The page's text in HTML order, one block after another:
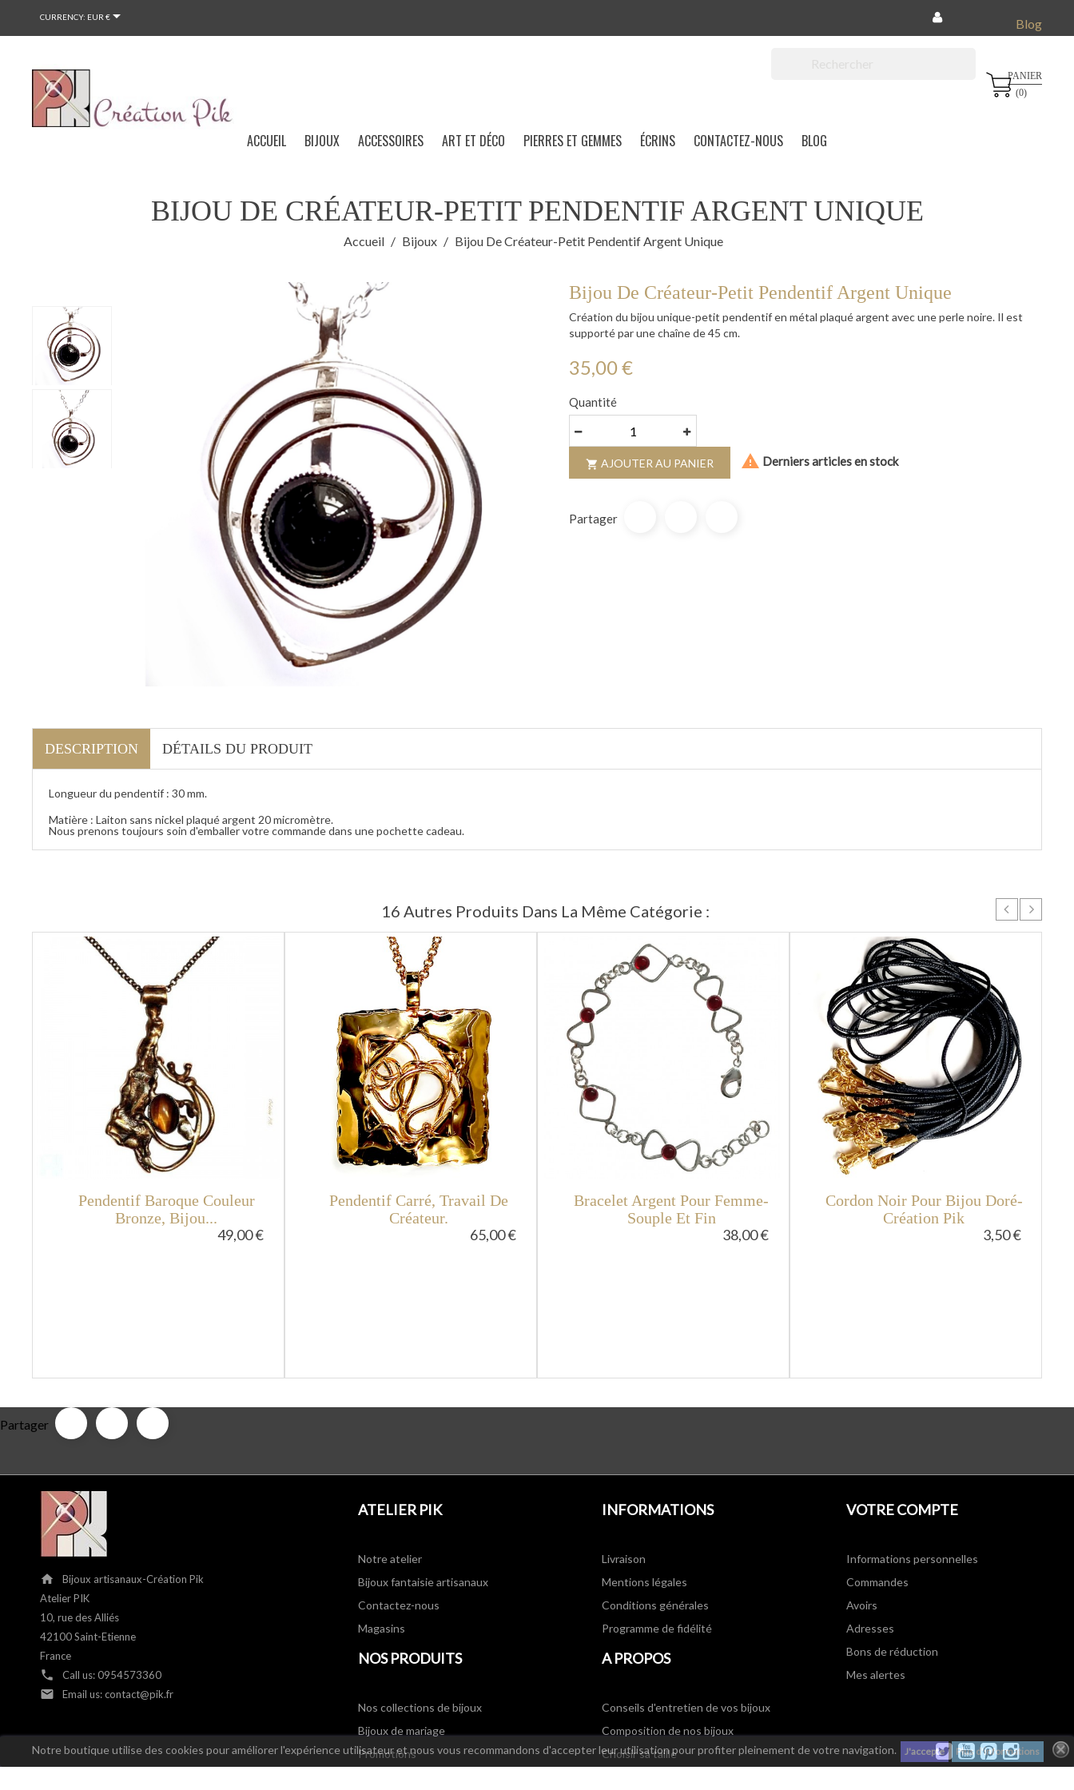
CURRENCY: EUR € Blog
PANIER
(0)
Notre boutique utilise des cookies pour améliorer l'expérience utilisateur et nous vous recommandons d'accepter leur utilisation pour profiter pleinement de votre navigation. J'accepte Plus d'informations

ACCUEIL BIJOUX ACCESSOIRES ART ET DÉCO PIERRES ET GEMMES ÉCRINS CONTACTEZ-NOUS BLOG
BIJOU DE CRÉATEUR-PETIT PENDENTIF ARGENT UNIQUE
Accueil Bijoux Bijou De Créateur-Petit Pendentif Argent Unique
Bijou De Créateur-Petit Pendentif Argent Unique
Création du bijou unique-petit pendentif en métal plaqué argent avec une perle noire. Il est
supporté par une chaîne de 45 cm.
35,00 €
Quantité
 AJOUTER AU PANIER  Derniers articles en stock
Partager
DESCRIPTION DÉTAILS DU PRODUIT
Longueur du pendentif : 30 mm.
Matière : Laiton sans nickel plaqué argent 20 micromètre.
Nous prenons toujours soin d'emballer votre commande dans une pochette cadeau.
16 Autres Produits Dans La Même Catégorie :
Pendentif Baroque Couleur
Bronze, Bijou...
49,00 €
Pendentif Carré, Travail De
Créateur.
65,00 €
Bracelet Argent Pour Femme-
Souple Et Fin
38,00 €
Cordon Noir Pour Bijou Doré-
Création Pik
3,50 €
Partager
home
Bijoux artisanaux-Création Pik
Atelier PIK
10, rue des Alliés
42100 Saint-Etienne
France
phone Call us:0954573360
email Email us: contact@pik.fr
ATELIER PIK
Notre atelier
Bijoux fantaisie artisanaux
Contactez-nous
Magasins
INFORMATIONS
Livraison
Mentions légales
Conditions générales
Programme de fidélité
NOS PRODUITS
Nos collections de bijoux
Bijoux de mariage
Promotions
A PROPOS
Conseils d'entretien de vos bijoux
Composition de nos bijoux
Choisir sa taille
VOTRE COMPTE
Informations personnelles
Commandes
Avoirs
Adresses
Bons de réduction
Mes alertes
TwitterYouTubePinterestInstagram